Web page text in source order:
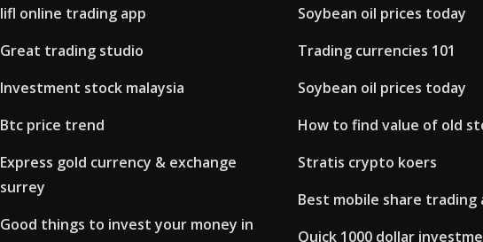
Iifl online trading app
Great trading studio
Investment stock malaysia
Btc price trend
Express gold currency & exchange
surrey
Good things to invest your money in
Soybean oil prices today
Trading currencies 101
Soybean oil prices today
How to find value of old
Stratis crypto koers
Best mobile share trading
Quick 1000 dollar